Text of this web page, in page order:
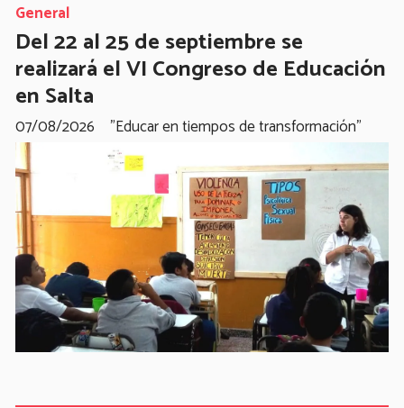
Del 22 al 25 de septiembre se
realizará el VI Congreso de Educación
en Salta
"Educar en tiempos de transformación"
General
07/08/2026